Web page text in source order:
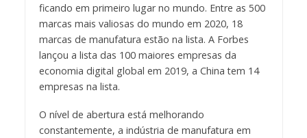
ficando em primeiro lugar no mundo. Entre as 500
marcas mais valiosas do mundo em 2020, 18
marcas de manufatura estão na lista. A Forbes
lançou a lista das 100 maiores empresas da
economia digital global em 2019, a China tem 14
empresas na lista.
O nível de abertura está melhorando
constantemente, a indústria de manufatura em